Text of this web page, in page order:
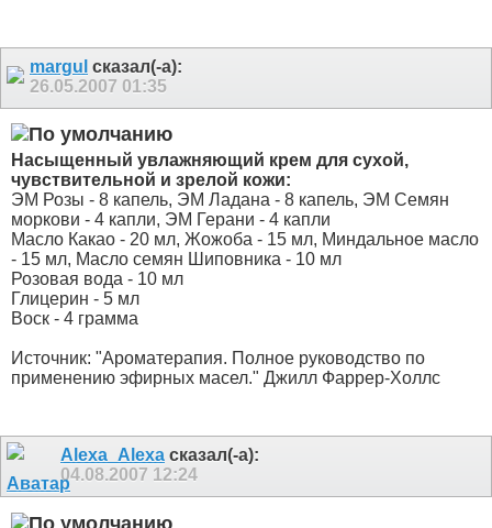
margul сказал(-а):
26.05.2007 01:35
Насыщенный увлажняющий крем для сухой,
чувствительной и зрелой кожи:
ЭМ Розы - 8 капель, ЭМ Ладана - 8 капель, ЭМ Семян
моркови - 4 капли, ЭМ Герани - 4 капли
Масло Какао - 20 мл, Жожоба - 15 мл, Миндальное масло
- 15 мл, Масло семян Шиповника - 10 мл
Розовая вода - 10 мл
Глицерин - 5 мл
Воск - 4 грамма
Источник: "Ароматерапия. Полное руководство по
применению эфирных масел." Джилл Фаррер-Холлс
Alexa_Alexa сказал(-а):
04.08.2007 12:24